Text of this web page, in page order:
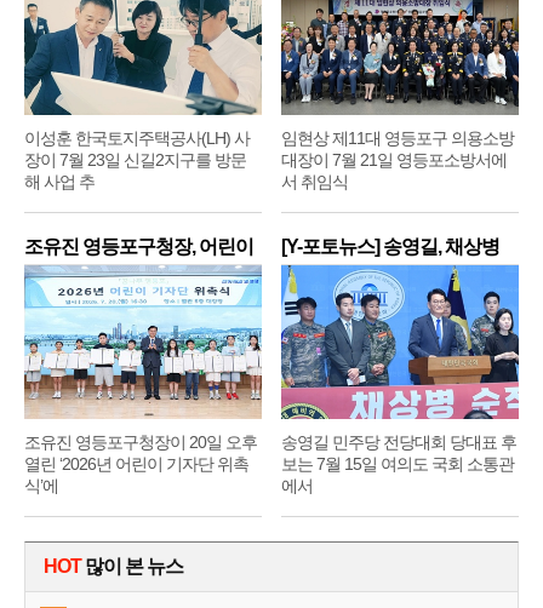
이성훈 한국토지주택공사(LH) 사
장이 7월 23일 신길2지구를 방문
해 사업 추
임현상 제11대 영등포구 의용소방
대장이 7월 21일 영등포소방서에
서 취임식
조유진 영등포구청장, 어린이
기
조유진 영등포구청장이 20일 오후
열린 ‘2026년 어린이 기자단 위촉
식’에
[Y-포토뉴스] 송영길, 채상병
순
송영길 민주당 전당대회 당대표 후
보는 7월 15일 여의도 국회 소통관
에서
HOT많이 본 뉴스